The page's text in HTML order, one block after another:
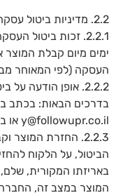
2.2. מדיניות ביטול עסקה והחזרת מוצרים:
ימים מיום קבלת
העסקה (לפי המאוחר
2.2.2. אופן הודעה
בדרכים הבאות: בכתב
y@followupr.co.il או בטלפון: 0544655887.
2.2.3. החזרת
הביטול, על הלקוח
באריזתו המקורית,